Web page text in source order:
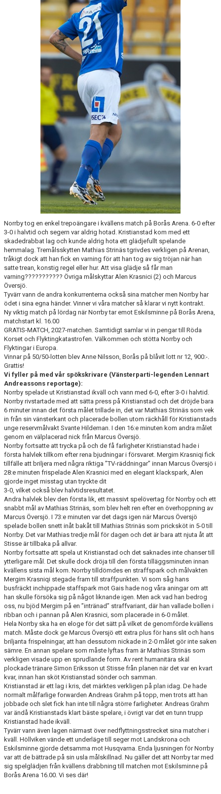
NÄRA NORRBY
VÄRDEGRUND
Norrby tog en enkel trepoängare i kvällens match på Borås Arena. 6-0 efter
3-0 i halvtid och segern var aldrig hotad. Kristianstad kom med ett
skadedrabbat lag och kunde aldrig hota ett glädjefullt spelande
hemmalag. Tremålsskytten Mathias Strinäs tgrivdes verkligen på Arenan,
tråkigt dock att han fick en varning för att han tog av sig tröjan när han
satte trean, konstig regel eller hur. Att visa glädje så får man
varning??????????? Övriga målskyttar Alen Krasnici (2) och Marcus
Översjö.
Tyvärr vann de andra konkurrenterna också sina matcher men Norrby har
ödet i sina egna händer. Vinner vi våra matcher så klarar vi nytt kontrakt.
Ny viktig match på lördag när Norrby tar emot Eskilsminne på Borås Arena,
matchstart kl. 16.00
GRATIS-MATCH, 2027-matchen. Samtidigt samlar vi in pengar till Röda
Korset och Flyktingkatastrofen. Välkommen och stötta Norrby och
Flyktingar i Europa.
Vinnar på 50/50-lotten blev Anne Nilsson, Borås på blåvit lott nr 12, 900:-.
Grattis!
Vi fyller på med vår spökskrivare (Vänsterparti-legenden Lennart
Andreassons reportage):
Norrby spelade ut Kristianstad ikväll och vann med 6-0, efter 3-0 i halvtid.
Norrby rivstartade med att sätta press på Kristianstad och det dröjde bara
6 minuter innan det första målet trillade in, det var Mathias Strinäs som vek
in från sin vänsterkant och placerade bollen utom räckhåll för Kristianstads
unge reservmålvakt Svante Hildeman. I den 16:e minuten kom andra målet
genom en välplacerad nick från Marcus Översjö.
Norrby fortsatte att trycka på och de få farligheter Kristianstad hade i
första halvlek tillkom efter rena bjudningar i försvaret. Mergim Krasniqi fick
tillfälle att briljera med några riktiga ”TV-räddningar” innan Marcus Översjö i
28:e minuten frispelade Alen Krasnici med en elegant klackspark, Alen
gjorde inget misstag utan tryckte dit
3-0, vilket också blev halvtidsresultatet.
Andra halvlek blev den första lik, ett massivt spelövertag för Norrby och ett
snabbt mål av Mathias Strinäs, som blev helt ren efter en överhoppning av
Marcus Översjö. I 73:e minuten var det dags igen när Marcus Översjö
spelade bollen snett inåt bakåt till Mathias Strinäs som pricksköt in 5-0 till
Norrby. Det var Mathias tredje mål för dagen och det är bara att njuta åt att
Stisse är tillbaka på allvar.
Norrby fortsatte att spela ut Kristianstad och det saknades inte chanser till
ytterligare mål. Det skulle dock dröja till den första tilläggsminuten innan
kvällens sista mål kom. Norrby tilldömdes en straffspark och målvakten
Mergim Krasniqi stegade fram till straffpunkten. Vi som såg hans
busfräckt inchippade staffspark mot Gais hade nog våra aningar om att
han skulle försöka sig på något liknande igen. Men ack vad han bedrog
oss, nu bjöd Mergim på en ”intränad” straffvariant, där han vallade bollen i
ribban och i pannan på Alen Krasnici, som placerade in 6-0 målet.
Hela Norrby ska ha en eloge för det sätt på vilket de genomförde kvällens
match. Måste dock ge Marcus Översjö ett extra plus för hans slit och hans
briljanta frispelningar, att han dessutom nickade in 2-0 målet gör inte saken
sämre. En annan spelare som måste lyftas fram är Mathias Strinäs som
verkligen visade upp en sprudlande form. Av rent humanitära skäl
plockade tränare Simon Eriksson ut Stisse från planen när det var en kvart
kvar, innan han sköt Kristianstad sönder och samman.
Kristianstad är ett lag i kris, det märktes verkligen på plan idag. De hade
normalt målfarlige forwarden Andreas Grahm på topp, men trots att han
jobbade och slet fick han inte till några större farligheter. Andreas Grahm
var ändå Kristianstads klart bäste spelare, i övrigt var det en tunn trupp
Kristianstad hade ikväll.
Tyvärr vann även lagen närmast över nedflyttningsstrecket sina matcher i
kväll. Höllviken vände ett underläge till seger mot Landskrona och
Eskilsminne gjorde detsamma mot Husqvarna. Enda ljusningen för Norrby
var att de bättrade på sin usla målskillnad. Nu gäller det att Norrby tar med
sig spelglädjen från kvällens drabbning till matchen mot Eskilsminne på
Borås Arena 16.00. Vi ses där!